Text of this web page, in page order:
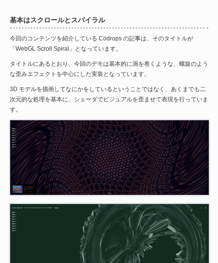
基本はスクロールとスパイラル
今回のコンテンツを紹介している Codrops の記事は、そのタイトルが
「WebGL Scroll Spiral」となっています。
タイトルにあるとおり、今回のデモは基本的に渦を巻くような、螺旋のよう
な歪みエフェクトを中心にした実装となっています。
3D モデルを描画してなにかをしているということではなく、あくまでも二
次元的な処理を基本に、シェーダでビジュアルを歪ませて表現を行っていま
す。